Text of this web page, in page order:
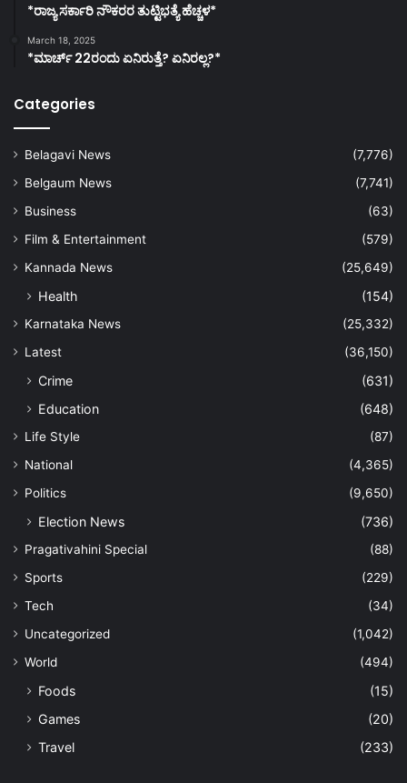
*ರಾಜ್ಯ ಸರ್ಕಾರಿ ನೌಕರರ ತುಟ್ಟಿಭತ್ಯೆ ಹೆಚ್ಚಳ*
March 18, 2025
*ಮಾರ್ಚ್ 22ರಂದು ಏನಿರುತ್ತೆ? ಏನಿರಲ್ಲ?*
Categories
Belagavi News
(7,776)
Belgaum News
(7,741)
Business
(63)
Film & Entertainment
(579)
Kannada News
(25,649)
Health (154)
Karnataka News
(25,332)
Latest
(36,150)
Crime
(631)
Education
(648)
Life Style
(87)
National
(4,365)
Politics
(9,650)
Election News (736)
Pragativahini Special
(88)
Sports
(229)
Tech
(34)
Uncategorized
(1,042)
World
(494)
Foods
(15)
Games
(20)
Travel
(233)